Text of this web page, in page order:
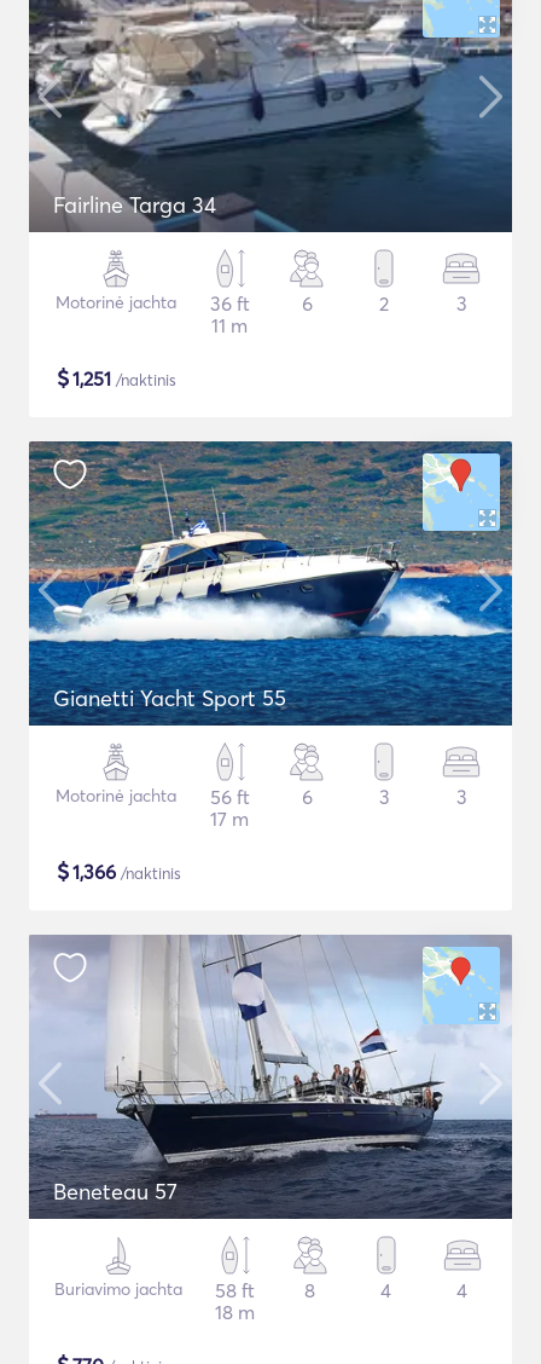
Fairline Targa 34
Motorinė jachta
36 ft
11 m
6 2 3
$1,251 /naktinis
Gianetti Yacht Sport 55
Motorinė jachta
56 ft
17 m
6 3 3
$1,366 /naktinis
Beneteau 57
Buriavimo jachta
58 ft
18 m
8 4 4